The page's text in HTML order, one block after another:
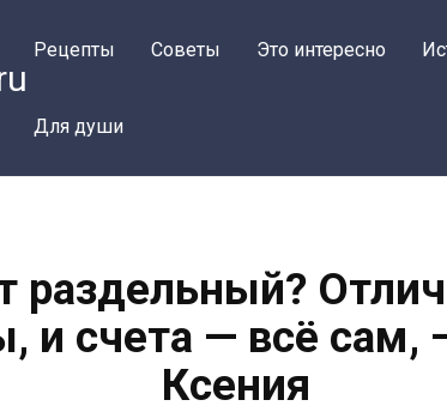
Рецепты Советы Это интересно
Для души
и счета — всё сам,
Ксения